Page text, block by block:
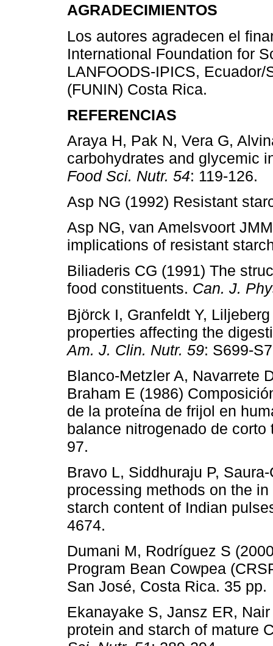
AGRADECIMIENTOS
Los autores agradecen el
International Foundation for
LANFOODS-IPICS,
(FUNIN) Costa Rica.
REFERENCIAS
Araya H, Pak N, Vera G,
carbohydrates and glycemic
Food Sci. Nutr. 54: 119-126.
Asp NG (1992) Resistant
Asp NG, van Amelsvoort
implications of resistant
Biliaderis CG (1991) The
food constituents. Can. J.
Björck I, Granfeldt Y,
properties affecting the
Am. J. Clin. Nutr. 59: S699-
Blanco-Metzler A, Navarrete
Braham E (1986)
de la proteína de frijol en
balance nitrogenado de
97.
Bravo L, Siddhuraju P,
processing methods on the
starch content of Indian
4674.
Dumani M, Rodríguez S
Program Bean Cowpea
San José, Costa Rica. 35 pp.
Ekanayake S, Jansz ER,
protein and starch of mature